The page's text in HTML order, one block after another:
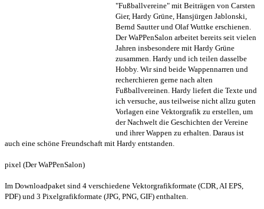
"Fußballvereine" mit Beiträgen von Carsten
Gier, Hardy Grüne, Hansjürgen Jablonski,
Bernd Sautter und Olaf Wuttke erschienen.
Der WaPPenSalon arbeitet bereits seit vielen
Jahren insbesondere mit Hardy Grüne
zusammen. Hardy und ich teilen dasselbe
Hobby. Wir sind beide Wappennarren und
recherchieren gerne nach alten
Fußballvereinen. Hardy liefert die Texte und
ich versuche, aus teilweise nicht allzu guten
Vorlagen eine Vektorgrafik zu erstellen, um
der Nachwelt die Geschichten der Vereine
und ihrer Wappen zu erhalten. Daraus ist
auch eine schöne Freundschaft mit Hardy entstanden.
pixel (Der WaPPenSalon)
Im Downloadpaket sind 4 verschiedene Vektorgrafikformate (CDR, AI EPS,
PDF) und 3 Pixelgrafikformate (JPG, PNG, GIF) enthalten.